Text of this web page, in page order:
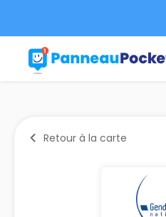
Retour à la carte